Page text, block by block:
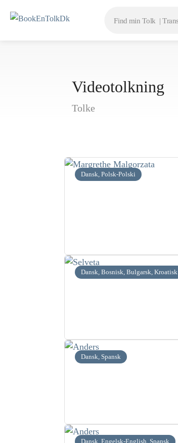
Videotolkning
Tolke
Dansk, Polsk-Polski
Dansk, Bosnisk, Bulgarsk, Kroatisk
Dansk, Spansk
Dansk, Engelsk-English, Spansk